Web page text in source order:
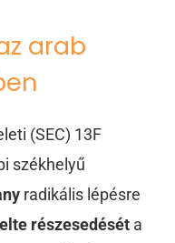
arab
(SEC) 13F
székhelyű
radikális lépésre
részesedését a